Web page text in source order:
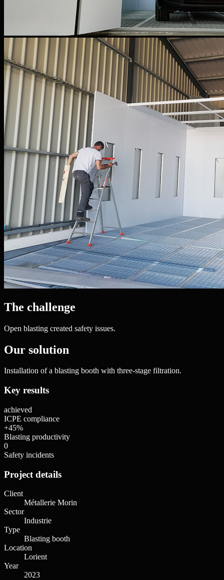
The challenge
Open blasting created safety issues.
Our solution
Installation of a blasting booth with three-stage filtration.
Key results
achieved
ICPE compliance
+45%
Blasting productivity
0
Safety incidents
Project details
Client
Métallerie Morin
Sector
Industrie
Type
Blasting booth
Location
Lorient
Year
2023